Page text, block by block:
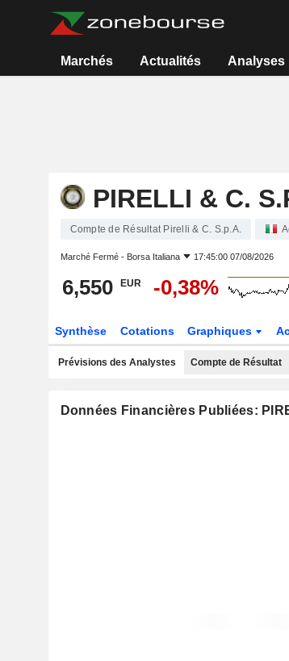
Marchés Actualités Analyses
PIRELLI & C.
Compte de Résultat Pirelli & C. S.p.A.
Marché Fermé - Borsa Italiana 17:45:00 07/08/2026
6,550 EUR -0,38%
Synthèse Cotations Graphiques
Prévisions des Analystes Compte de Résultat
Données Financières Publiées: